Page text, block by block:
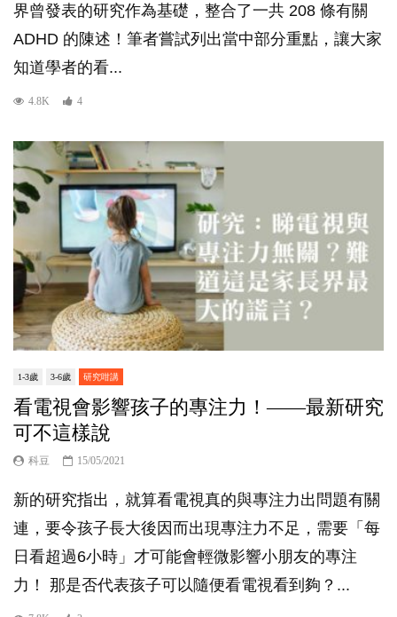
界曾發表的研究作為基礎，整合了一共 208 條有關
ADHD 的陳述！筆者嘗試列出當中部分重點，讓大家
知道學者的看...
4.8K 4
1-3歲 3-6歲 研究咁講
看電視會影響孩子的專注力！——最新研究
可不這樣說
科豆 15/05/2021
新的研究指出，就算看電視真的與專注力出問題有關
連，要令孩子長大後因而出現專注力不足，需要「每
日看超過6小時」才可能會輕微影響小朋友的專注
力！ 那是否代表孩子可以隨便看電視看到夠？...